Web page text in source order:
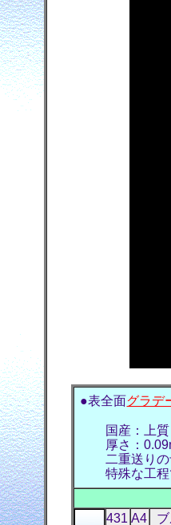
●表全面グラデ
国産：上質
厚さ：
二重送り
特殊な工程
431 A4